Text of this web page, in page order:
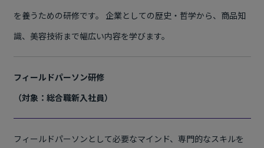
を養うための研修です。 企業としての歴史・哲学から、商品知
識、美容技術まで幅広い内容を学びます。
フィールドパーソン研修
（対象：総合職新入社員）
フィールドパーソンとして必要なマインド、専門的なスキルを